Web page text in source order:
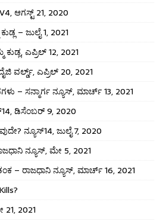
ಆಗಸ್ಟ್ 21, 2020
– ಜುಲೈ 1, 2021
ಎಪ್ರಿಲ್ 12, 2021
ವರ್ಲ್ಡ್, ಎಪ್ರಿಲ್ 20, 2021
ಸನ್ಮಾರ್ಗ ನ್ಯೂಸ್, ಮಾರ್ಚ್ 13, 2021
ಡಿಸೆಂಬರ್ 9, 2020
ನ್ಯೂಸ್14, ಜುಲೈ 7, 2020
ನ್ಯೂಸ್, ಮೇ 5, 2021
– ರಾಜಧಾನಿ ನ್ಯೂಸ್, ಮಾರ್ಚ್ 16, 2021
2021